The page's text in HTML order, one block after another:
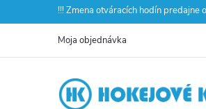
na
!!! Zmena otváracích hodín
Moja objednávka